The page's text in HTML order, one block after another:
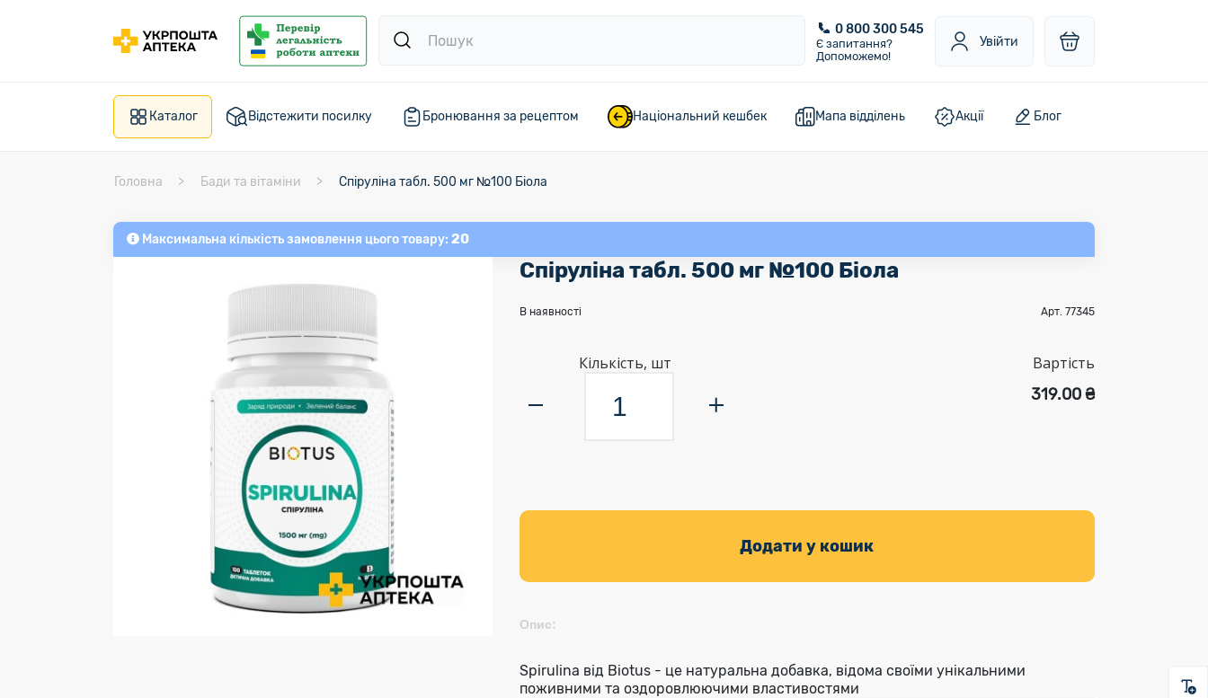
0 800 300 545
Є запитання?
Допоможемо!
Увійти
Каталог Відстежити посилку Бронювання за рецептом Національний кешбек Мапа відділень Акції Блог
Головна Бади та вітаміни Спіруліна табл. 500 мг №100 Біола
Максимальна кількість замовлення цього товару: 20
Спіруліна табл. 500 мг №100 Біола
В наявності Арт. 77345
Кількість, шт
Вартість
319.00 ₴
Додати у кошик
Опис:
Spirulina від Biotus - це натуральна добавка, відома своїми унікальними
поживними та оздоровлюючими властивостями